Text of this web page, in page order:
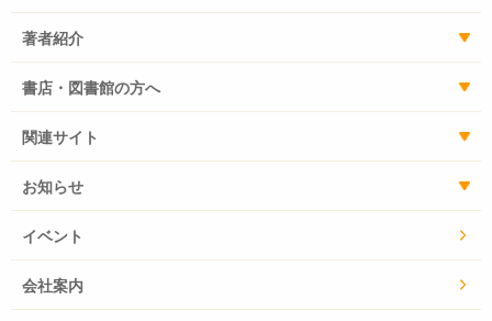
著者紹介
書店・図書館の方へ
関連サイト
お知らせ
イベント
会社案内